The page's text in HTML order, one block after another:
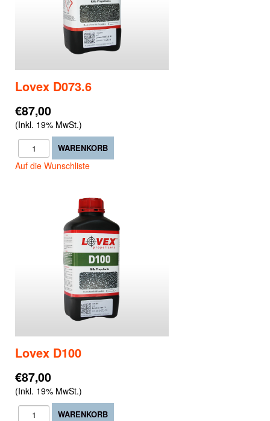
Lovex D073.6
€87,00
(Inkl. 19% MwSt.)
Auf die Wunschliste
Lovex D100
€87,00
(Inkl. 19% MwSt.)